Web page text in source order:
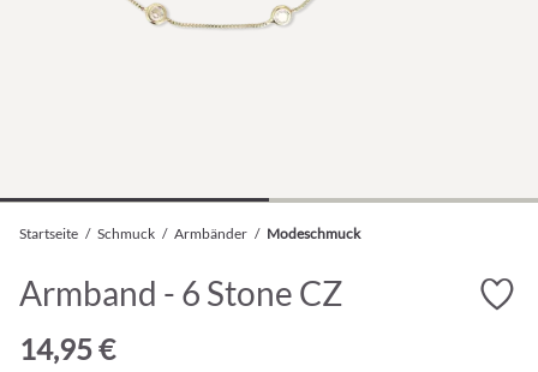
Startseite / Schmuck / Armbänder / Modeschmuck
Armband - 6 Stone CZ
14,95 €